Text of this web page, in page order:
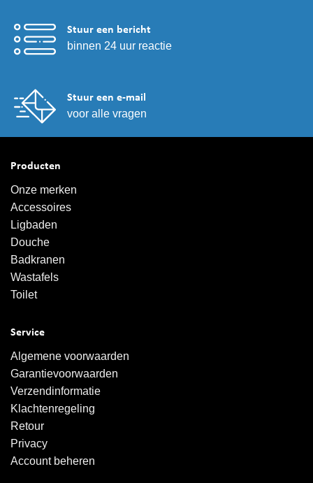
Stuur een bericht
binnen 24 uur reactie
Stuur een e-mail
voor alle vragen
Producten
Onze merken
Accessoires
Ligbaden
Douche
Badkranen
Wastafels
Toilet
Service
Algemene voorwaarden
Garantievoorwaarden
Verzendinformatie
Klachtenregeling
Retour
Privacy
Account beheren